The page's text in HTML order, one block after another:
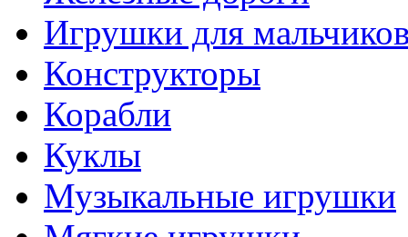
Игрушки для
Конструкторы
Корабли
Куклы
Музыкальные игрушки